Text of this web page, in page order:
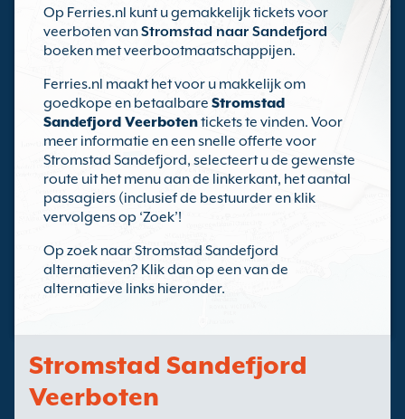
Op Ferries.nl kunt u gemakkelijk tickets voor
veerboten vanStromstad naar Sandefjord
boeken met veerbootmaatschappijen.
Ferries.nl maakt het voor u makkelijk om
goedkope en betaalbare Stromstad
Sandefjord Veerbotentickets te vinden. Voor
meer informatie en een snelle offerte voor
Stromstad Sandefjord, selecteert u de gewenste
route uit het menu aan de linkerkant, het aantal
passagiers (inclusief de bestuurder en klik
vervolgens op ‘Zoek’!
Op zoek naar Stromstad Sandefjord
alternatieven? Klik dan op een van de
alternatieve links hieronder.
Stromstad Sandefjord
Veerboten